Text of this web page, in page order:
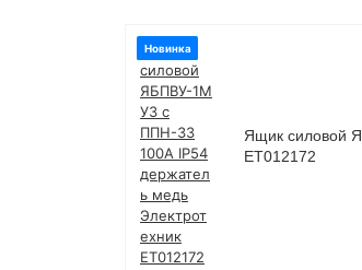
Новинка
Ящик силовой
ET012172